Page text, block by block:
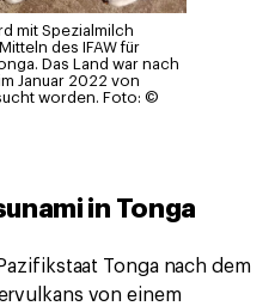
mit Spezialmilch
des IFAW für
Das Land war nach
Januar 2022 von
worden. Foto: ©
in Tonga
Tonga nach dem
von einem